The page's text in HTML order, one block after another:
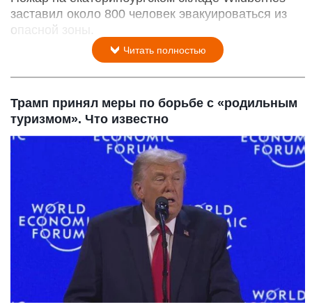
заставил около 800 человек эвакуироваться из
опасной зоны.
Читать полностью
Трамп принял меры по борьбе с «родильным
туризмом». Что известно